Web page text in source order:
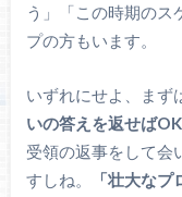
う」「この時期のス
プの方もいます。
いずれにせよ、まず
いの答えを返せばOK
受領の返事をして会
すしね。
「壮大な